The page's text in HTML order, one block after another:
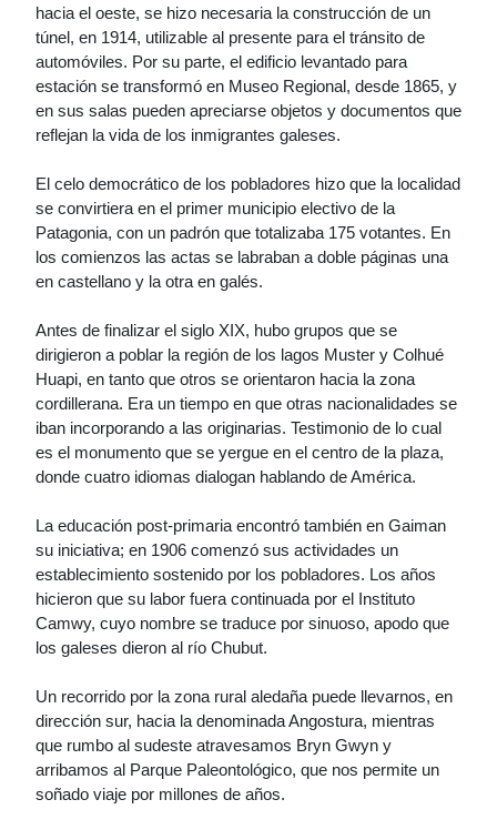
hacia el oeste, se hizo necesaria la construcción de un
túnel, en 1914, utilizable al presente para el tránsito de
automóviles. Por su parte, el edificio levantado para
estación se transformó en Museo Regional, desde 1865, y
en sus salas pueden apreciarse objetos y documentos que
reflejan la vida de los inmigrantes galeses.
El celo democrático de los pobladores hizo que la localidad
se convirtiera en el primer municipio electivo de la
Patagonia, con un padrón que totalizaba 175 votantes. En
los comienzos las actas se labraban a doble páginas una
en castellano y la otra en galés.
Antes de finalizar el siglo XIX, hubo grupos que se
dirigieron a poblar la región de los lagos Muster y Colhué
Huapi, en tanto que otros se orientaron hacia la zona
cordillerana. Era un tiempo en que otras nacionalidades se
iban incorporando a las originarias. Testimonio de lo cual
es el monumento que se yergue en el centro de la plaza,
donde cuatro idiomas dialogan hablando de América.
La educación post-primaria encontró también en Gaiman
su iniciativa; en 1906 comenzó sus actividades un
establecimiento sostenido por los pobladores. Los años
hicieron que su labor fuera continuada por el Instituto
Camwy, cuyo nombre se traduce por sinuoso, apodo que
los galeses dieron al río Chubut.
Un recorrido por la zona rural aledaña puede llevarnos, en
dirección sur, hacia la denominada Angostura, mientras
que rumbo al sudeste atravesamos Bryn Gwyn y
arribamos al Parque Paleontológico, que nos permite un
soñado viaje por millones de años.